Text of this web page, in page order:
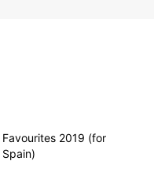
Favourites 2019 (for